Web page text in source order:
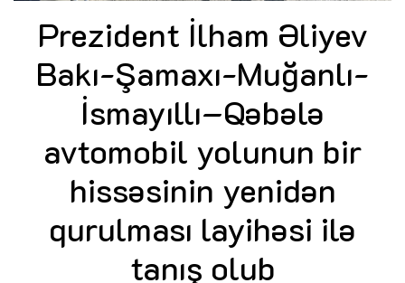
Prezident İlham Əliyev
Bakı-Şamaxı-Muğanlı-
İsmayıllı–Qəbələ
avtomobil yolunun bir
hissəsinin yenidən
qurulması layihəsi ilə
tanış olub